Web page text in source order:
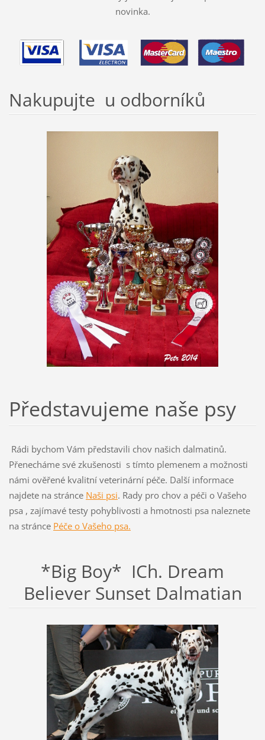
novinka.
Nakupujte u odborníků
Představujeme naše psy
Rádi bychom Vám představili chov našich dalmatinů.
Přenecháme své zkušenosti s tímto plemenem a možnosti
námi ověřené kvalitní veterinární péče. Další informace
najdete na stránce Naši psi. Rady pro chov a péči o Vašeho
psa , zajímavé testy pohyblivosti a hmotnosti psa naleznete
na stránce Péče o Vašeho psa.
*Big Boy* ICh. Dream
Believer Sunset Dalmatian